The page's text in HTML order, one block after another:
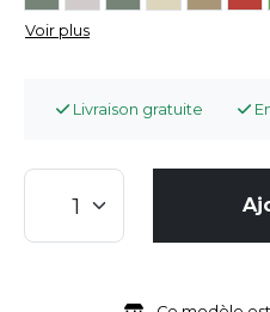
Voir plus
Livraison gratuite